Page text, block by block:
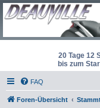
20 Tage 12
bis zum
FAQ
Foren-Übersicht